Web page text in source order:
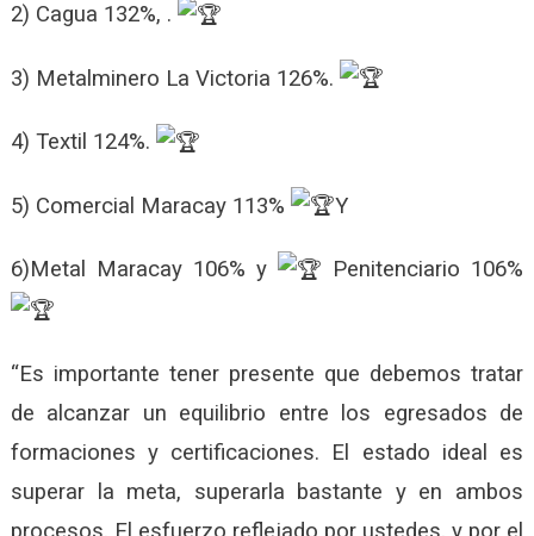
2) Cagua 132%, .
3) Metalminero La Victoria 126%.
4) Textil 124%.
5) Comercial Maracay 113% Y
6)Metal Maracay 106% y Penitenciario 106%
“Es importante tener presente que debemos tratar
de alcanzar un equilibrio entre los egresados de
formaciones y certificaciones. El estado ideal es
superar la meta, superarla bastante y en ambos
procesos. El esfuerzo reflejado por ustedes, y por el